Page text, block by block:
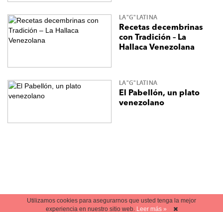
LA"G"LATINA
Recetas decembrinas
con Tradición – La
Hallaca Venezolana
LA"G"LATINA
El Pabellón, un plato
venezolano
Utilizamos cookies para asegurarnos que usted tenga la mejor
experiencia en nuestro sitio web. Leer más »